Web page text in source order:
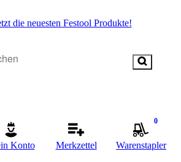
die neuesten Festool Produkte!
Konto Merkzettel
0
Warenstapler